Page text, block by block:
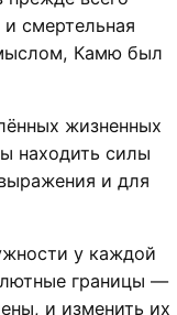
смертельная
Камю был
жизненных
находить силы
и для
у каждой
границы —
и изменить их